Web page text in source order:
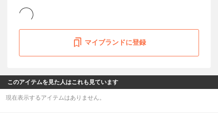
マイブランドに登録
このアイテムを見た人はこれも見ています
現在表示するアイテムはありません。